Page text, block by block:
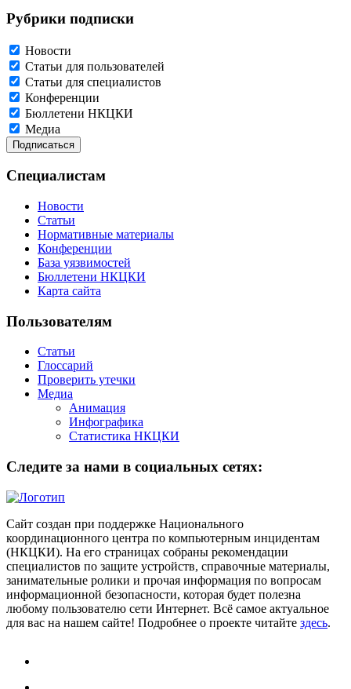
Рубрики подписки
Новости
Статьи для пользователей
Статьи для специалистов
Конференции
Бюллетени НКЦКИ
Медиа
Специалистам
Новости
Статьи
Нормативные материалы
Конференции
База уязвимостей
Бюллетени НКЦКИ
Карта сайта
Пользователям
Статьи
Глоссарий
Проверить утечки
Медиа
Анимация
Инфографика
Статистика НКЦКИ
Следите за нами в социальных сетях:
Сайт создан при поддержке Национального
координационного центра по компьютерным инцидентам
(НКЦКИ). На его страницах собраны рекомендации
специалистов по защите устройств, справочные материалы,
занимательные ролики и прочая информация по вопросам
информационной безопасности, которая будет полезна
любому пользователю сети Интернет. Всё самое актуальное
для вас на нашем сайте! Подробнее о проекте читайте здесь.